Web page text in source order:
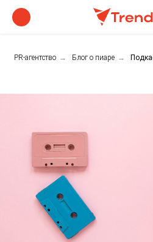
PR-агентство → Блог о пиаре →